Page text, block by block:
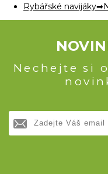
Rybářské navijáky
Nechejte si